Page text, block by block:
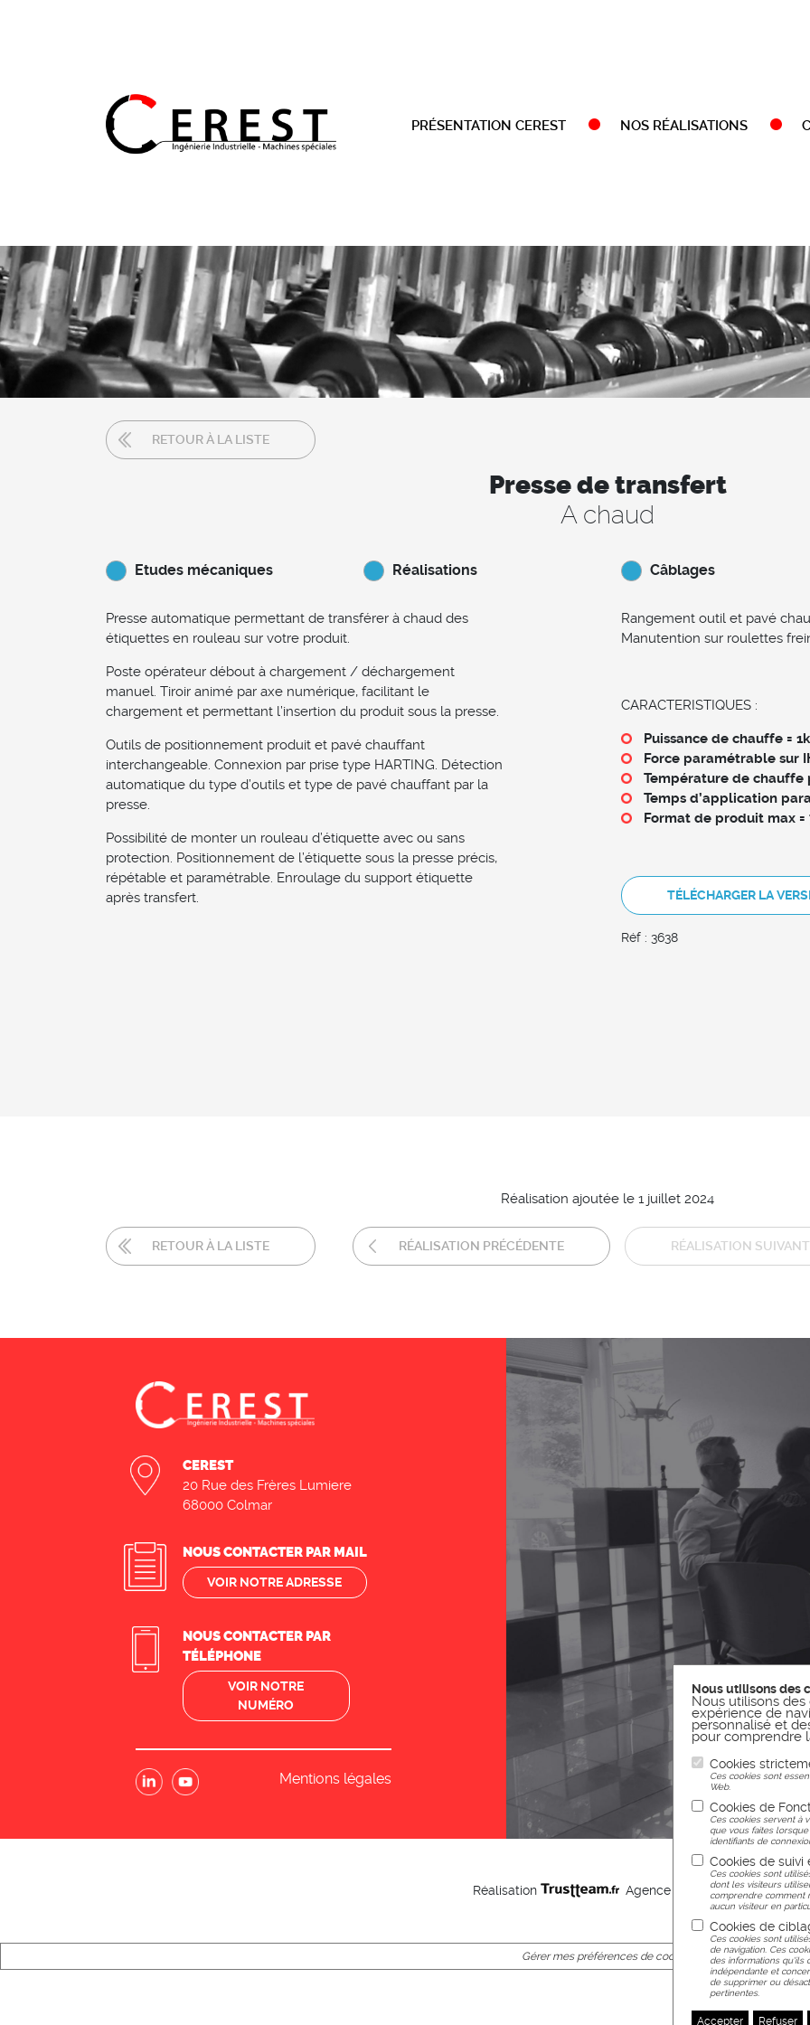
PRÉSENTATION CEREST NOS RÉALISATIONS
RETOUR À LA LISTE
Presse de transfert
A chaud
Etudes mécaniques Réalisations Câblages
Presse automatique permettant de transférer à chaud des
étiquettes en rouleau sur votre produit.
Poste opérateur débout à chargement / déchargement
manuel. Tiroir animé par axe numérique, facilitant le
chargement et permettant l’insertion du produit sous la presse.
Outils de positionnement produit et pavé chauffant
interchangeable. Connexion par prise type HARTING. Détection
automatique du type d’outils et type de pavé chauffant par la
presse.
Possibilité de monter un rouleau d’étiquette avec ou sans
protection. Positionnement de l’étiquette sous la presse précis,
répétable et paramétrable. Enroulage du support étiquette
après transfert.
Rangement outil et pavé
Manutention sur roulettes
CARACTERISTIQUES :
Puissance de chauffe =
Force paramétrable sur
Température de chauffe
Temps d’application
Format de produit max =
TÉLÉCHARGER LA
Réf : 3638
Réalisation ajoutée le 1 juillet 2024
RÉALISATION PRÉCÉDENTE RÉALISATION
RETOUR À LA LISTE
CEREST
20 Rue des Frères Lumiere
68000 Colmar
NOUS CONTACTER PAR MAIL
VOIR NOTRE ADRESSE
NOUS CONTACTER PAR
TÉLÉPHONE
VOIR NOTRE
NUMÉRO
Mentions légales
Réalisation Agence web Nancy
Gérer mes préférences de cookies
Nous utilisons des
Nous utilisons
expérience de
personnalisé et
pour comprendre
Cookies
Ces cookies sont
Web.
Cookies de
Ces cookies servent à
que vous faites
identifiants de
Cookies de
Ces cookies sont
dont les visiteurs
comprendre comment
aucun visiteur en
Cookies de
Ces cookies sont
de navigation. Ces
des informations qu'ils
indépendante et
de supprimer ou
pertinentes.
Accepter Refuser